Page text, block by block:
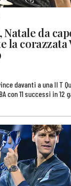
da
la
davanti a una Il T
con 11 successi in 12